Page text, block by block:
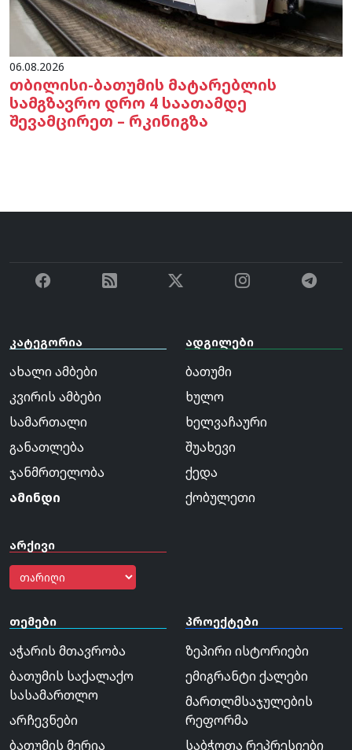
06.08.2026
თბილისი-ბათუმის მატარებლის
სამგზავრო დრო 4 საათამდე
შევამცირეთ – რკინიგზა
კატეგორია
ახალი ამბები
კვირის ამბები
სამართალი
განათლება
ჯანმრთელობა
ამინდი
არქივი
ადგილები
ბათუმი
ხულო
ხელვაჩაური
შუახევი
ქედა
ქობულეთი
თემები
აჭარის მთავრობა
ბათუმის საქალაქო
სასამართლო
არჩევნები
ბათუმის მერია
პროექტები
ზეპირი ისტორიები
ემიგრანტი ქალები
მართლმსაჯულების
რეფორმა
საბჭოთა რეპრესიები